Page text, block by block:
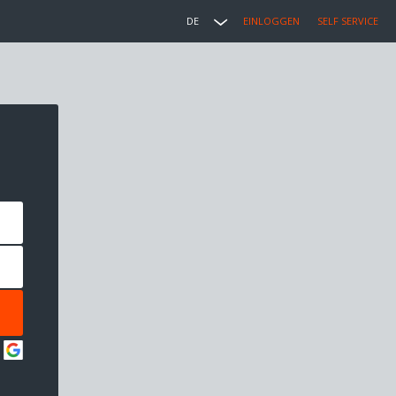
DE EINLOGGEN SELF SERVICE